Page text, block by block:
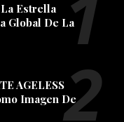
Estrella
Global De La
AGELESS
Imagen De